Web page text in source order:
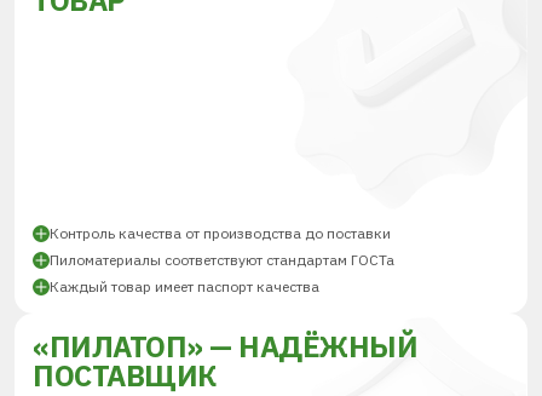
Контроль качества от производства до поставки
Пиломатериалы соответствуют стандартам ГОСТа
Каждый товар имеет паспорт качества
«ПИЛАТОП» — НАДЁЖНЫЙ
ПОСТАВЩИК